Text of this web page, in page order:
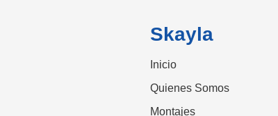
Skayla
Inicio
Quienes Somos
Montajes